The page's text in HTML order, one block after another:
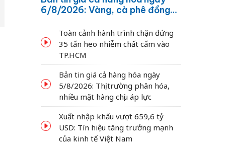
6/8/2026: Vàng, cà phê đồng
Toàn cảnh hành trình chặn đứng
35 tấn heo nhiễm chất cấm vào
TP.HCM
Bản tin giá cả hàng hóa ngày
5/8/2026: Thị trường phân hóa,
nhiều mặt hàng chịu áp lực
Xuất nhập khẩu vượt 659,6 tỷ
USD: Tín hiệu tăng trưởng mạnh
của kinh tế Việt Nam